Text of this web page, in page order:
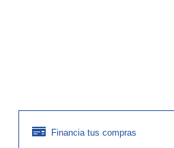
Financia tus compras